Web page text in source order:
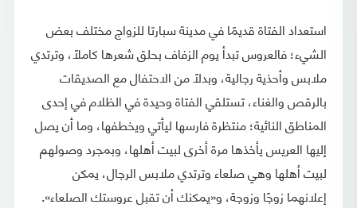
استعداد الفتاة قديمًا في مدينة سبارتا للزواج مختلف بعض
الشيء؛ فالعروس تبدأ يوم الزفاف بحلق شعرها كاملًا، وترتدي
ملابس وأحذية رجالية، وبدلًا من الاحتفال مع الصديقات
بالرقص والغناء، تستلقي الفتاة وحيدة في الظلام في إحدى
المناطق النائية؛ منتظرة فارسها ليأتي ويخطفها، وما أن يصل
إليها العريس يأخذها مرة أخرى لبيت أهلها، وبمجرد وصولهم
لبيت أهلها وهي صلعاء وترتدي ملابس الرجال، يمكن
إعلانهما زوجًا وزوجة، و«يمكنك أن تقبل عروستك الصلعاء».